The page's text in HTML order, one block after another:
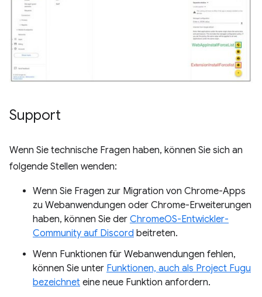
Support
Wenn Sie technische Fragen haben, können Sie sich an
folgende Stellen wenden:
Wenn Sie Fragen zur Migration von Chrome-Apps
zu Webanwendungen oder Chrome-Erweiterungen
haben, können Sie der ChromeOS-Entwickler-
Community auf Discord beitreten.
Wenn Funktionen für Webanwendungen fehlen,
können Sie unter Funktionen, auch als Project Fugu
bezeichnet eine neue Funktion anfordern.